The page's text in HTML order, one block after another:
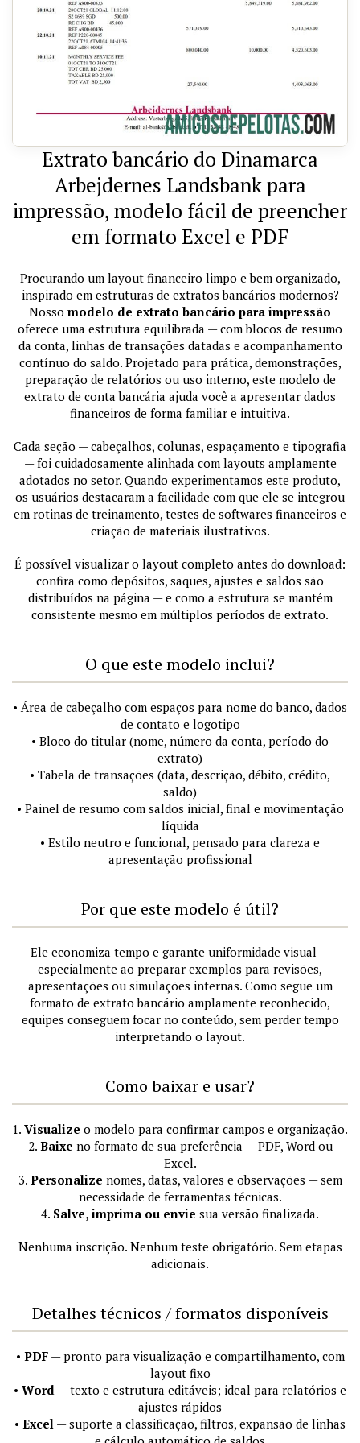
Extrato bancário do Dinamarca
Arbejdernes Landsbank para
impressão, modelo fácil de preencher
em formato Excel e PDF
Procurando um layout financeiro limpo e bem organizado,
inspirado em estruturas de extratos bancários modernos?
Nosso modelo de extrato bancário para impressão
oferece uma estrutura equilibrada — com blocos de resumo
da conta, linhas de transações datadas e acompanhamento
contínuo do saldo. Projetado para prática, demonstrações,
preparação de relatórios ou uso interno, este modelo de
extrato de conta bancária ajuda você a apresentar dados
financeiros de forma familiar e intuitiva.
Cada seção — cabeçalhos, colunas, espaçamento e tipografia
— foi cuidadosamente alinhada com layouts amplamente
adotados no setor. Quando experimentamos este produto,
os usuários destacaram a facilidade com que ele se integrou
em rotinas de treinamento, testes de softwares financeiros e
criação de materiais ilustrativos.
É possível visualizar o layout completo antes do download:
confira como depósitos, saques, ajustes e saldos são
distribuídos na página — e como a estrutura se mantém
consistente mesmo em múltiplos períodos de extrato.
O que este modelo inclui?
• Área de cabeçalho com espaços para nome do banco, dados
de contato e logotipo
• Bloco do titular (nome, número da conta, período do
extrato)
• Tabela de transações (data, descrição, débito, crédito,
saldo)
• Painel de resumo com saldos inicial, final e movimentação
líquida
• Estilo neutro e funcional, pensado para clareza e
apresentação profissional
Por que este modelo é útil?
Ele economiza tempo e garante uniformidade visual —
especialmente ao preparar exemplos para revisões,
apresentações ou simulações internas. Como segue um
formato de extrato bancário amplamente reconhecido,
equipes conseguem focar no conteúdo, sem perder tempo
interpretando o layout.
Como baixar e usar?
1. Visualize o modelo para confirmar campos e organização.
2. Baixe no formato de sua preferência — PDF, Word ou
Excel.
3. Personalize nomes, datas, valores e observações — sem
necessidade de ferramentas técnicas.
4. Salve, imprima ou envie sua versão finalizada.
Nenhuma inscrição. Nenhum teste obrigatório. Sem etapas
adicionais.
Detalhes técnicos / formatos disponíveis
• PDF— pronto para visualização e compartilhamento, com
layout fixo
• Word — texto e estrutura editáveis; ideal para relatórios e
ajustes rápidos
• Excel — suporte a classificação, filtros, expansão de linhas